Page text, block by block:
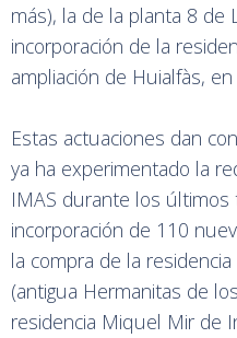
más), la de la planta 8 de
incorporación de la
ampliación de Huialfàs,
Estas actuaciones dan
ya ha experimentado la
IMAS durante los últimos
incorporación de 110
la compra de la
(antigua Hermanitas de
residencia Miquel Mir de